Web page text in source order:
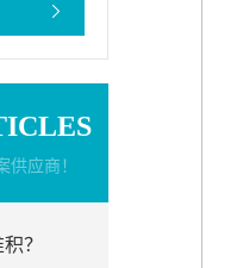
应商！
？